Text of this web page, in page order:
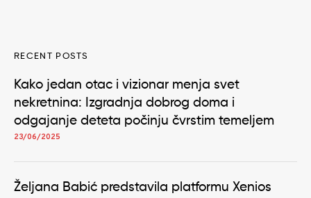
RECENT POSTS
Kako jedan otac i vizionar menja svet
nekretnina: Izgradnja dobrog doma i
odgajanje deteta počinju čvrstim temeljem
23/06/2025
Željana Babić predstavila platformu Xenios